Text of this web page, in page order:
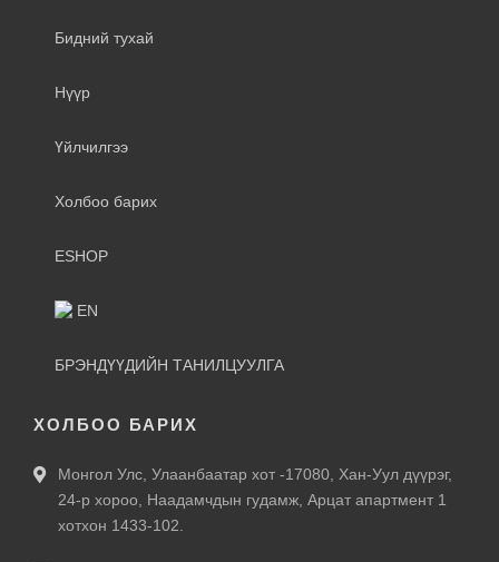
Бидний тухай
Нүүр
Үйлчилгээ
Холбоо барих
ESHOP
EN
БРЭНДҮҮДИЙН ТАНИЛЦУУЛГА
ХОЛБОО БАРИХ
Монгол Улс, Улаанбаатар хот -17080, Хан-Уул дүүрэг,
24-р хороо, Наадамчдын гудамж, Арцат апартмент 1
хотхон 1433-102.